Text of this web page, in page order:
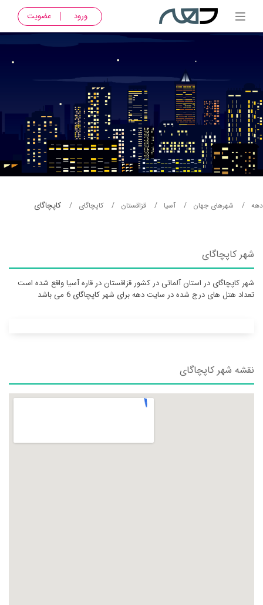
ورود عضویت
دهه شهرهای جهان آسيا قزاقستان کاپچاگای کاپچاگای
شهر کاپچاگای
شهر کاپچاگای در استان آلماتی در کشور قزاقستان در قاره آسيا واقع شده است
تعداد هتل های درج شده در سایت دهه برای شهر کاپچاگای 6 می باشد
نقشه شهر کاپچاگای